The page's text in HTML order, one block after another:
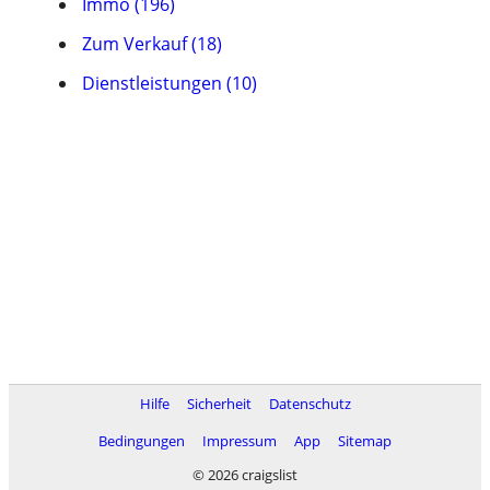
Zum Verkauf (18)
Dienstleistungen (10)
Hilfe Sicherheit
Datenschutz
Bedingungen
Impressum App
Sitemap
© 2026 craigslist